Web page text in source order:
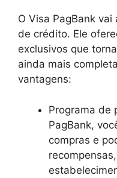
O Visa PagBank
de crédito. Ele
exclusivos que
ainda mais
vantagens:
Programa de
PagBank,
compras e